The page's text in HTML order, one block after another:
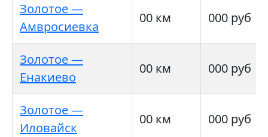
Золотое —
Амвросиевка
00 км 000 руб
Золотое —
Енакиево
00 км 000 руб
Золотое —
Иловайск
00 км 000 руб